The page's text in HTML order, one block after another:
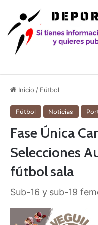
Inicio / Fútbol
Fútbol Noticias
Fase Única
Selecciones
fútbol sala
Sub-16 y sub-19